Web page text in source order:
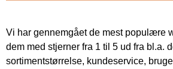
Vi har gennemgået de mest populære
dem med stjerner fra 1 til 5 ud fra bl.a.
sortimentstørrelse, kundeservice,